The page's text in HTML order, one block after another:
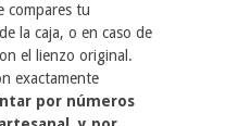
compares tu
la caja, o en caso de
el lienzo original.
exactamente
por números